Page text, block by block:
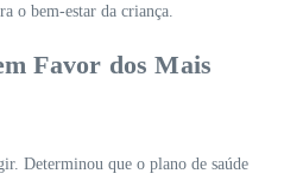
o bem-estar da criança.
Favor dos Mais
Determinou que o plano de saúde